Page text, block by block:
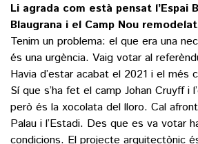
Li agrada com està pensat l’Espai
Blaugrana i el Camp Nou
Tenim un problema: el que era una
és una urgència. Vaig votar al
Havia d’estar acabat el 2021 i el més
Sí que s’ha fet el camp Johan Cruyff i
però és la xocolata del lloro. Cal
Palau i l’Estadi. Des que es va votar
condicions. El projecte arquitectònic